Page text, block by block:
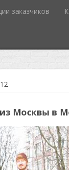
заказчиков
12
Москвы в